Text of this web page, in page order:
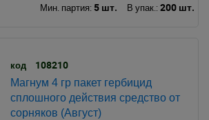
Мин. партия: 5 шт. В упак.: 200 шт.
код 108210
Магнум 4 гр пакет гербицид
сплошного действия средство от
сорняков (Август)